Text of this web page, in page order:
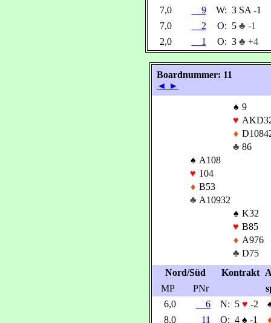
7,0
9 W: 3 SA -1
7,0
2 O: 5 ♣ -1
2,0
1 O: 3 ♣ +4
Boardnummer: 11
◄ ►
♠ 9
♥
♦
♣ 86
♠ A108
♥ 104
♦ B53
♣ A10932
♠ K32
♥ B85
♦ A976
♣ D75
Nord/Süd
Kontrakt
MP
PNr
6,0
6 N: 5 ♥ -2
8,0
11 O: 4 ♠ -1